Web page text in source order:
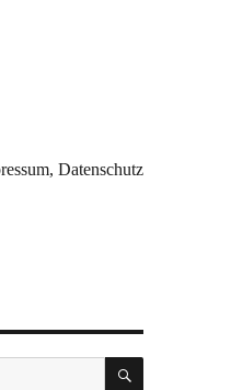
Datenschutz
SUCHEN